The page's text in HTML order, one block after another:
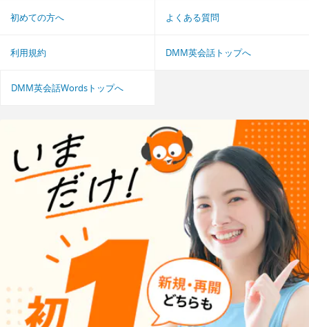
初めての方へ よくある質問
利用規約 DMM英会話トップへ
DMM英会話Wordsトップへ